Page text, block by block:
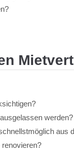
werden?
aus